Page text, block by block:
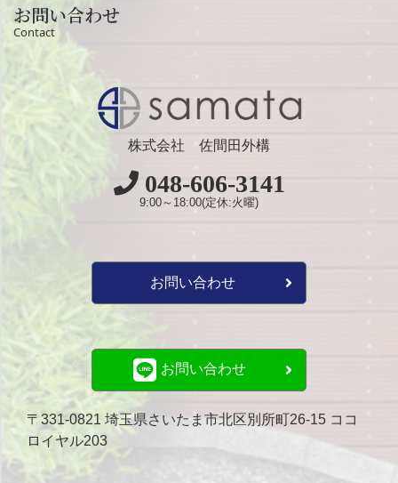
お問い合わせ
Contact
株式会社 佐間田外構
048-606-3141
9:00～18:00(定休:火曜)
お問い合わせ
お問い合わせ
〒331-0821 埼玉県さいたま市北区別所町26-15 ココ
ロイヤル203